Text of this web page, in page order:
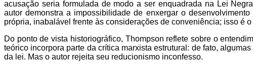
acusação seria formulada de modo a ser enquadrada na Lei
autor demonstra a impossibilidade de enxergar o
própria, inabalável frente às considerações de conveniência; isso é
Do ponto de vista historiográfico, Thompson reflete sobre o
teórico incorpora parte da crítica marxista estrutural: de fato,
da lei. Mas o autor rejeita seu reducionismo inconfesso.